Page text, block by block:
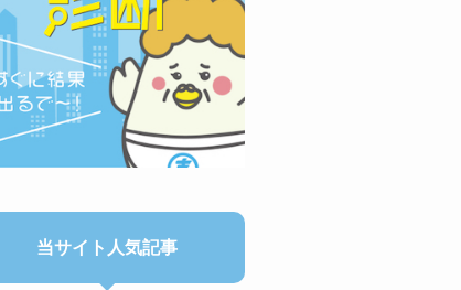
当サイト人気記事